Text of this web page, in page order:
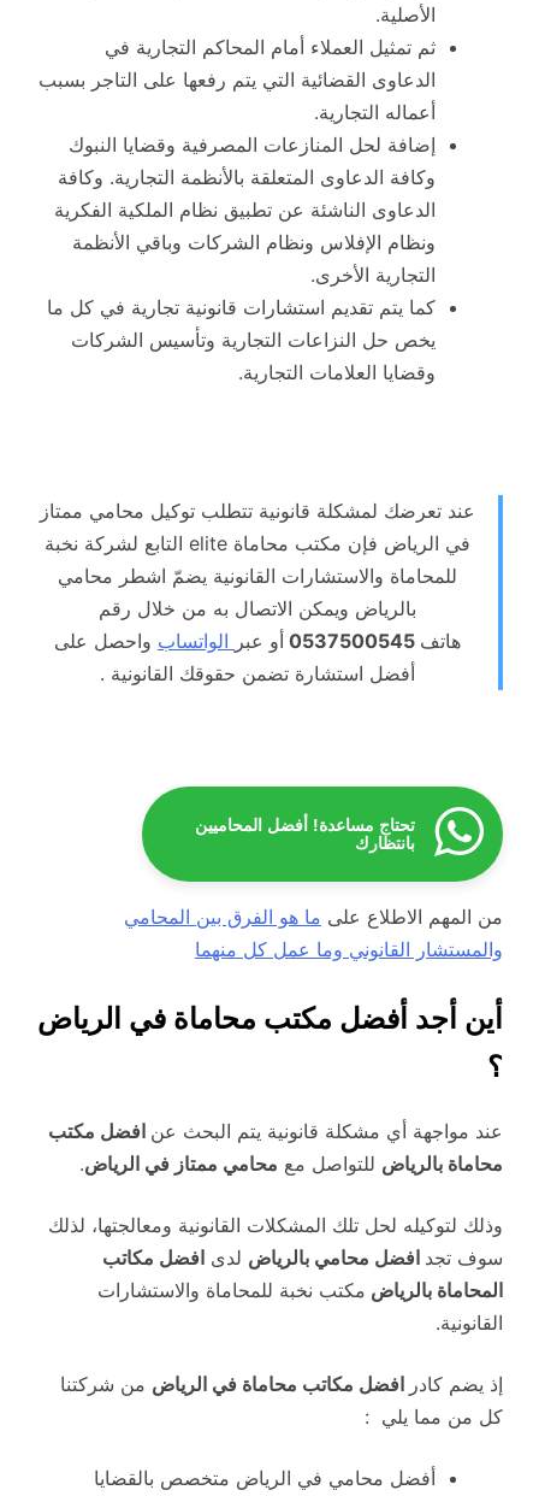
الأصلية.
ثم تمثيل العملاء أمام المحاكم التجارية في
الدعاوى القضائية التي يتم رفعها على التاجر بسبب
أعماله التجارية.
إضافة لحل المنازعات المصرفية وقضايا النبوك
وكافة الدعاوى المتعلقة بالأنظمة التجارية. وكافة
الدعاوى الناشئة عن تطبيق نظام الملكية الفكرية
ونظام الإفلاس ونظام الشركات وباقي الأنظمة
التجارية الأخرى.
كما يتم تقديم استشارات قانونية تجارية في كل ما
يخص حل النزاعات التجارية وتأسيس الشركات
وقضايا العلامات التجارية.
عند تعرضك لمشكلة قانونية تتطلب توكيل محامي ممتاز
في الرياض فإن مكتب محاماة elite التابع لشركة نخبة
للمحاماة والاستشارات القانونية يضمّ اشطر محامي
بالرياض ويمكن الاتصال به من خلال رقم
هاتف
أو عبر الواتساب واحصل على
أفضل استشارة تضمن حقوقك القانونية .
تحتاج مساعدة! أفضل المحاميين
بانتظارك
من المهم الاطلاع على ما هو الفرق بين المحامي
والمستشار القانوني وما عمل كل منهما
أين أجد أفضل مكتب محاماة في الرياض
؟
عند مواجهة أي مشكلة قانونية يتم البحث عن افضل مكتب
محاماة بالرياض للتواصل مع محامي ممتاز في الرياض.
وذلك لتوكيله لحل تلك المشكلات القانونية ومعالجتها، لذلك
سوف تجد افضل محامي بالرياض لدى افضل مكاتب
المحاماة بالرياض مكتب نخبة للمحاماة والاستشارات
القانونية.
إذ يضم كادر افضل مكاتب محاماة في الرياض من شركتنا
كل من مما يلي :
أفضل محامي في الرياض متخصص بالقضايا